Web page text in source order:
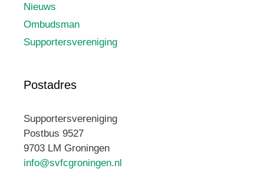
Nieuws
Ombudsman
Supportersvereniging
Postadres
Supportersvereniging
Postbus 9527
9703 LM Groningen
info@svfcgroningen.nl